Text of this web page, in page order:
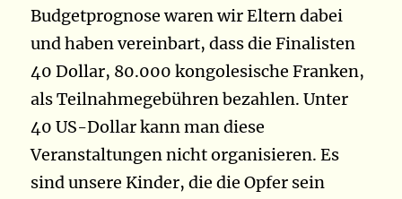
Budgetprognose waren wir Eltern dabei
und haben vereinbart, dass die Finalisten
40 Dollar, 80.000 kongolesische Franken,
als Teilnahmegebühren bezahlen. Unter
40 US-Dollar kann man diese
Veranstaltungen nicht organisieren. Es
sind unsere Kinder, die die Opfer sein